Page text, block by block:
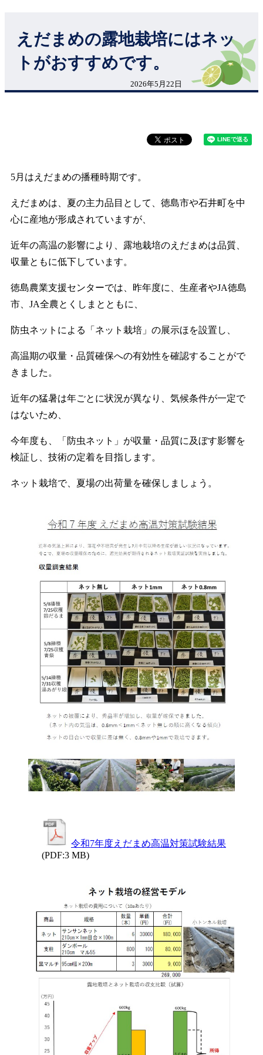
えだまめの露地栽培にはネッ
トがおすすめです。
2026年5月22日
5月はえだまめの播種時期です。
えだまめは、夏の主力品目として、徳島市や石井町を中
心に産地が形成されていますが、
近年の高温の影響により、露地栽培のえだまめは品質、
収量ともに低下しています。
徳島農業支援センターでは、昨年度に、生産者やJA徳島
市、JA全農とくしまとともに、
防虫ネットによる「ネット栽培」の展示ほを設置し、
高温期の収量・品質確保への有効性を確認することがで
きました。
近年の猛暑は年ごとに状況が異なり、気候条件が一定で
はないため、
今年度も、「防虫ネット」が収量・品質に及ぼす影響を
検証し、技術の定着を目指します。
ネット栽培で、夏場の出荷量を確保しましょう。
令和7年度えだまめ高温対策試験結果
(PDF:3 MB)